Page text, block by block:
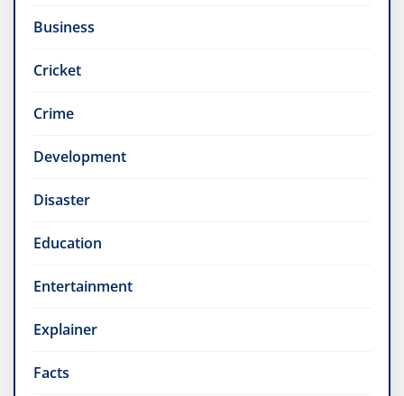
Business
Cricket
Crime
Development
Disaster
Education
Entertainment
Explainer
Facts